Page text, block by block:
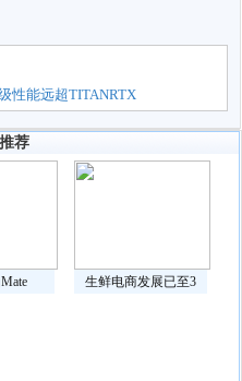
性能远超TITANRTX
荐
生鲜电商发展已至3